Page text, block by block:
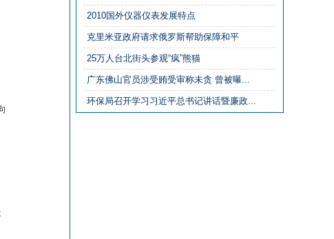
2010国外仪器仪表发展特点
克里米亚政府请求俄罗斯帮助保障和平
25万人台北街头参观“疯”熊猫
广东佛山官员涉受贿受审称未贪 曾被曝...
环保局召开学习习近平总书记讲话暨廉政...